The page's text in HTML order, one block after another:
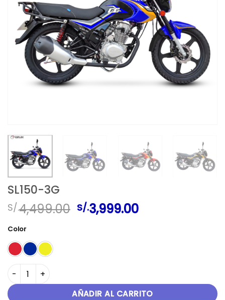
SL150-3G
S/.4,499.00 El
precio
S/.3,999.00El
Color
SL150-3G cantidad
AÑADIR AL CARRITO